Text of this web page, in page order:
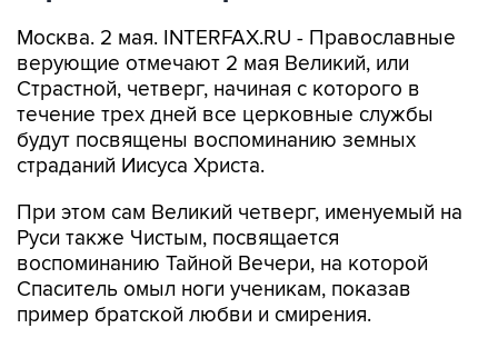
Москва. 2 мая. INTERFAX.RU - Православные
верующие отмечают 2 мая Великий, или
Страстной, четверг, начиная с которого в
течение трех дней все церковные службы
будут посвящены воспоминанию земных
страданий Иисуса Христа.
При этом сам Великий четверг, именуемый на
Руси также Чистым, посвящается
воспоминанию Тайной Вечери, на которой
Спаситель омыл ноги ученикам, показав
пример братской любви и смирения.